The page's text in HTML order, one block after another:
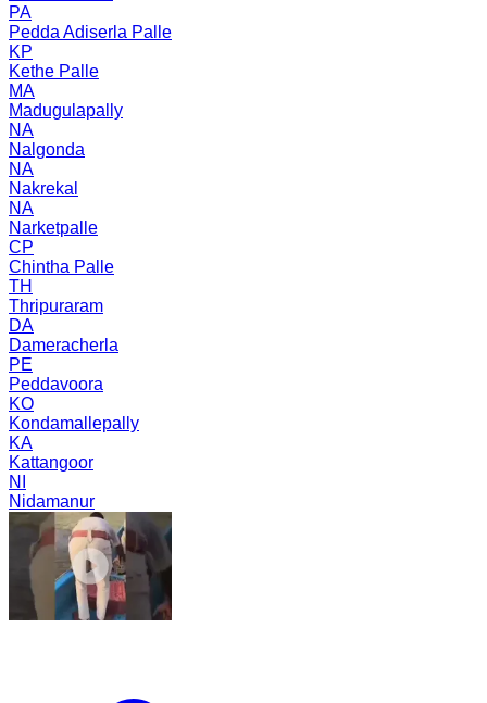
PA
Pedda Adiserla Palle
KP
Kethe Palle
MA
Madugulapally
NA
Nalgonda
NA
Nakrekal
NA
Narketpalle
CP
Chintha Palle
TH
Thripuraram
DA
Dameracherla
PE
Peddavoora
KO
Kondamallepally
KA
Kattangoor
NI
Nidamanur